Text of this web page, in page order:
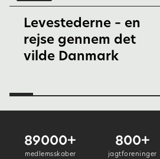
Levestederne – en
rejse gennem det
vilde Danmark
89000+
medlemsskaber
800+
jagtforeninger